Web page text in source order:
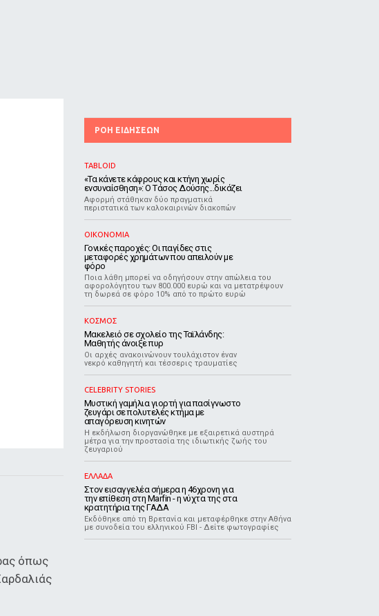
όπως
ΡΟΗ ΕΙΔΗΣΕΩΝ
TABLOID
«Τα κάνετε κάφρους και κτήνη χωρίς
ενσυναίσθηση»: Ο Τάσος Δούσης...δικάζει
Αφορμή στάθηκαν δύο πραγματικά
περιστατικά των καλοκαιρινών διακοπών
ΟΙΚΟΝΟΜΙΑ
Γονικές παροχές: Οι παγίδες στις
μεταφορές χρημάτων που απειλούν με
φόρο
Ποια λάθη μπορεί να οδηγήσουν στην απώλεια του
αφορολόγητου των 800.000 ευρώ και να μετατρέψουν
τη δωρεά σε φόρο 10% από το πρώτο ευρώ
ΚΟΣΜΟΣ
Μακελειό σε σχολείο της Ταϊλάνδης:
Μαθητής άνοιξε πυρ
Οι αρχές ανακοινώνουν τουλάχιστον έναν
νεκρό καθηγητή και τέσσερις τραυματίες
CELEBRITY STORIES
Μυστική γαμήλια γιορτή για πασίγνωστο
ζευγάρι σε πολυτελές κτήμα με
απαγόρευση κινητών
Η εκδήλωση διοργανώθηκε με εξαιρετικά αυστηρά
μέτρα για την προστασία της ιδιωτικής ζωής του
ζευγαριού
ΕΛΛΑΔΑ
Στον εισαγγελέα σήμερα η 46χρονη για
την επίθεση στη Marfin - η νύχτα της στα
κρατητήρια της ΓΑΔΑ
Εκδόθηκε από τη Βρετανία και μεταφέρθηκε στην Αθήνα
με συνοδεία του ελληνικού FBI - Δείτε φωτογραφίες